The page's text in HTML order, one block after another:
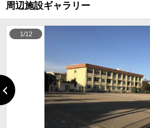
周辺施設ギャラリー
1/12